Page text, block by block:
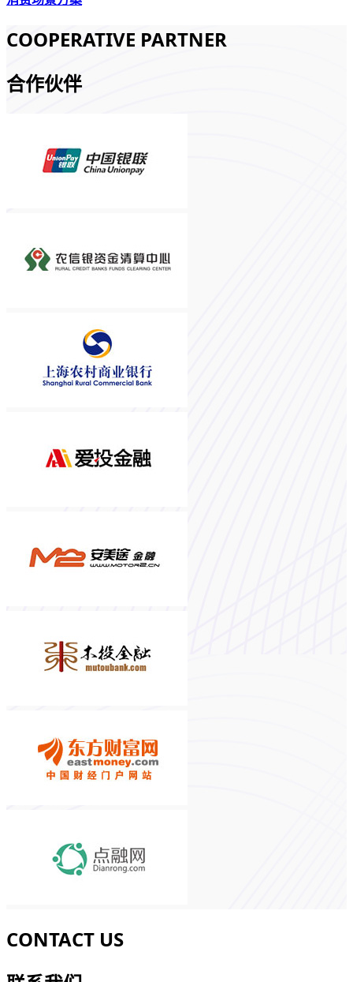
COOPERATIVE PARTNER
合作伙伴
CONTACT US